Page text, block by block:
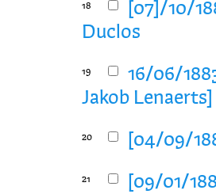
18
[07]/10/
Duclos
19
16/06/
Jakob
20 [04/09/
21
[09/01/